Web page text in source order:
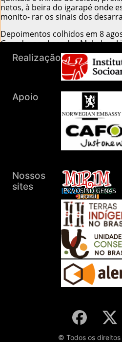
netos, à beira do igarapé onde
monito- rar os sinais dos
Depoimentos colhidos em 8
Grande, por Leandro Mahalem